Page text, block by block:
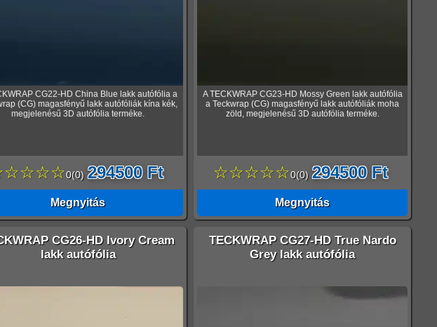
CG22-HD China Blue lakk autófólia a
(CG) magasfényű lakk autófóliák kína kék,
megjelenésű 3D autófólia terméke.
0(0) 294500 Ft
Megnyitás
A TECKWRAP CG23-HD Mossy Green lakk autófólia
a Teckwrap (CG) magasfényű lakk autófóliák moha
zöld, megjelenésű 3D autófólia terméke.
☆☆☆☆☆0(0) 294500 Ft
Megnyitás
CG26-HD Ivory Cream
lakk autófólia
TECKWRAP CG27-HD True Nardo
Grey lakk autófólia